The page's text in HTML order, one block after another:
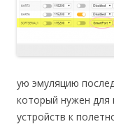
ую эмуляцию
который нужен для
устройств к